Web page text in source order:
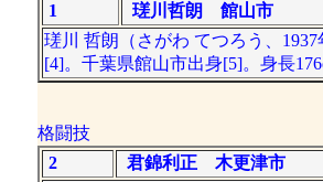
1
瑳川哲朗 館山市
瑳川 哲朗（さがわ てつろう、
[4]。千葉県館山市出身[5]。身長
格闘技
2
君錦利正 木更津市